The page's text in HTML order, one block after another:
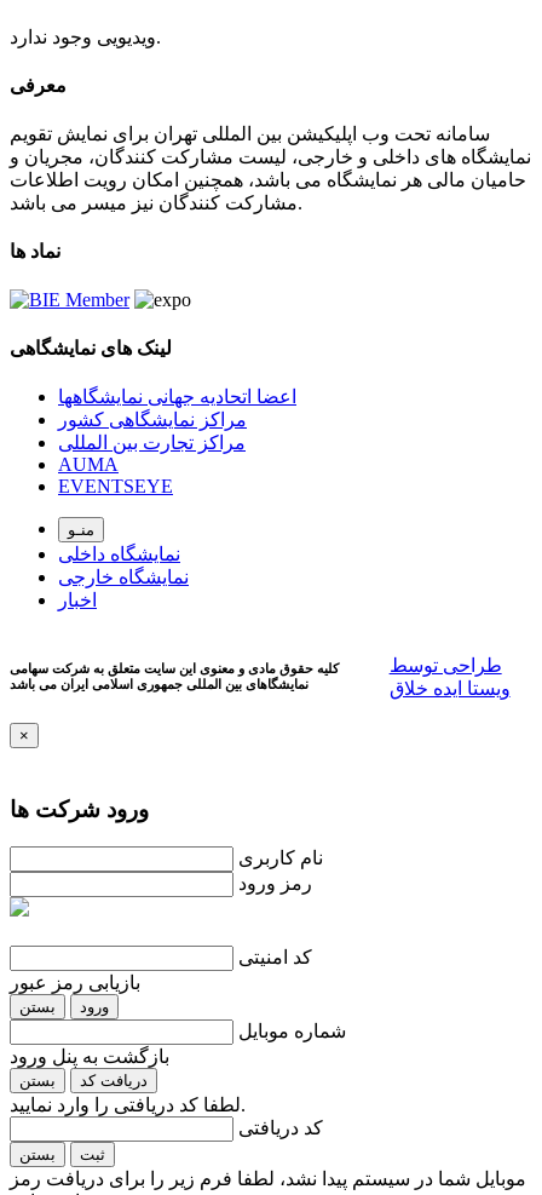
ویدیویی وجود ندارد.
معرفی
سامانه تحت وب اپلیکیشن بین المللی تهران برای نمایش تقویم
نمایشگاه های داخلی و خارجی، لیست مشارکت کنندگان، مجریان و
حامیان مالی هر نمایشگاه می باشد، همچنین امکان رویت اطلاعات
مشارکت کنندگان نیز میسر می باشد.
نماد ها
لینک های نمایشگاهی
اعضا اتحادیه جهانی نمایشگاهها
مراکز نمایشگاهی کشور
مراکز تجارت بین المللی
AUMA
EVENTSEYE
منـو
نمایشگاه داخلی
نمایشگاه خارجی
اخبار
کلیه حقوق مادی و معنوی این سایت متعلق به شرکت سهامی
نمایشگاهای بین المللی جمهوری اسلامی ايران می باشد
طراحی توسط
ویستا ایده خلاق
×
ورود شرکت ها
نام کاربری
رمز ورود
کد امنیتی
بازیابی رمز عبور
بستن ورود
شماره موبایل
بازگشت به پنل ورود
بستن دریافت کد
لطفا کد دریافتی را وارد نمایید.
کد دریافتی
بستن ثبت
موبایل شما در سیستم پیدا نشد، لطفا فرم زیر را برای دریافت رمز